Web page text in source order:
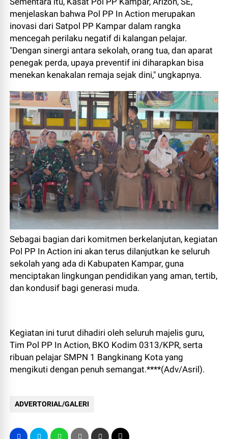
menjelaskan bahwa Pol PP In Action merupakan
inovasi dari Satpol PP Kampar dalam rangka
mencegah perilaku negatif di kalangan pelajar.
"Dengan sinergi antara sekolah, orang tua, dan aparat
penegak perda, upaya preventif ini diharapkan bisa
menekan kenakalan remaja sejak dini," ungkapnya.
Sebagai bagian dari komitmen berkelanjutan, kegiatan
Pol PP In Action ini akan terus dilanjutkan ke seluruh
sekolah yang ada di Kabupaten Kampar, guna
menciptakan lingkungan pendidikan yang aman, tertib,
dan kondusif bagi generasi muda.
Kegiatan ini turut dihadiri oleh seluruh majelis guru,
Tim Pol PP In Action, BKO Kodim 0313/KPR, serta
ribuan pelajar SMPN 1 Bangkinang Kota yang
mengikuti dengan penuh semangat.****(Adv/Asril).
ADVERTORIAL/GALERI